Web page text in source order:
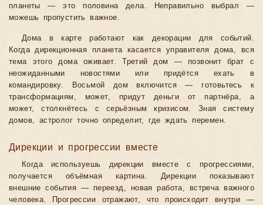
планеты — это половина дела. Неправильно выбрал —
можешь пропустить важное.
Дома в карте работают как декорации для событий.
Когда дирекционная планета касается управителя дома, вся
тема этого дома оживает. Третий дом — позвонит брат с
неожиданными новостями или придётся ехать в
командировку. Восьмой дом включится — готовьтесь к
трансформациям, может, придут деньги от партнёра, а
может, столкнётесь с серьёзным кризисом. Зная систему
домов, астролог точно определит, где ждать перемен.
Дирекции и прогрессии вместе
Когда используешь дирекции вместе с прогрессиями,
получается объёмная картина. Дирекции показывают
внешние события — переезд, новая работа, встреча важного
человека. Прогрессии отражают, что происходит внутри —